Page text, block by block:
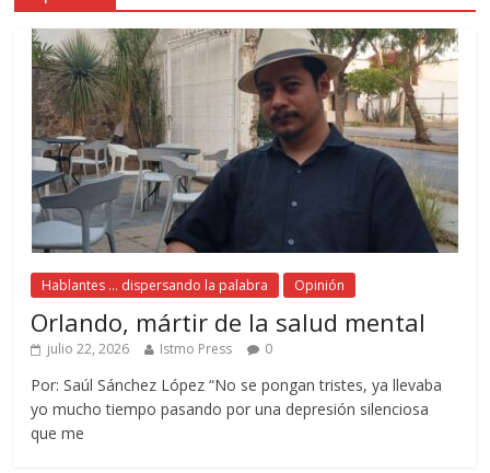
Hablantes ... dispersando la palabra Opinión
Orlando, mártir de la salud mental
julio 22, 2026 Istmo Press 0
Por: Saúl Sánchez López “No se pongan tristes, ya llevaba
yo mucho tiempo pasando por una depresión silenciosa
que me